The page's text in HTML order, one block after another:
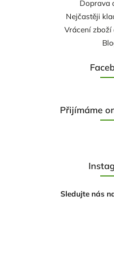
Doprava
Nejčastěji
Vrácení zboží
Přijímáme
Sledujte nás